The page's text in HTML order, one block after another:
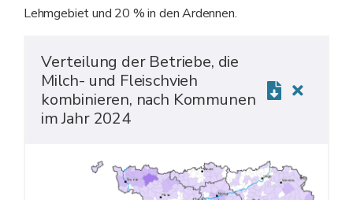
Lehmgebiet und 20 % in den Ardennen.
Verteilung der Betriebe, die
Milch- und Fleischvieh
kombinieren, nach Kommunen
im Jahr 2024